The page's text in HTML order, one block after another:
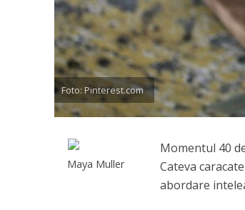
Foto: Pinterest.com
Maya Muller
Momentul 40
Cateva
abordare